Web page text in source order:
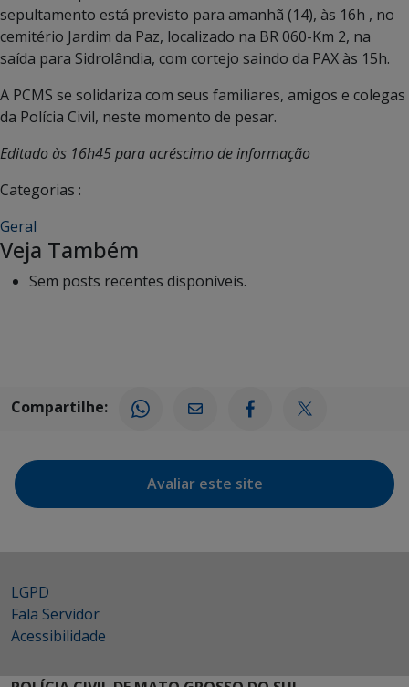
sepultamento está previsto para amanhã (14), às 16h , no
cemitério Jardim da Paz, localizado na BR 060-Km 2, na
saída para Sidrolândia, com cortejo saindo da PAX às 15h.
A PCMS se solidariza com seus familiares, amigos e colegas
da Polícia Civil, neste momento de pesar.
Editado às 16h45 para acréscimo de informação
Categorias :
Geral
Veja Também
Sem posts recentes disponíveis.
Compartilhe:
Avaliar este site
LGPD
Fala Servidor
Acessibilidade